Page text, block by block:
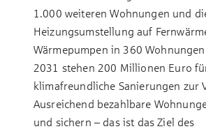
1.000 weiteren Wohnungen und
Heizungsumstellung auf
Wärmepumpen in 360
2031 stehen 200 Millionen Euro
klimafreundliche Sanierungen zur
Ausreichend bezahlbare
und sichern – das ist das Ziel des